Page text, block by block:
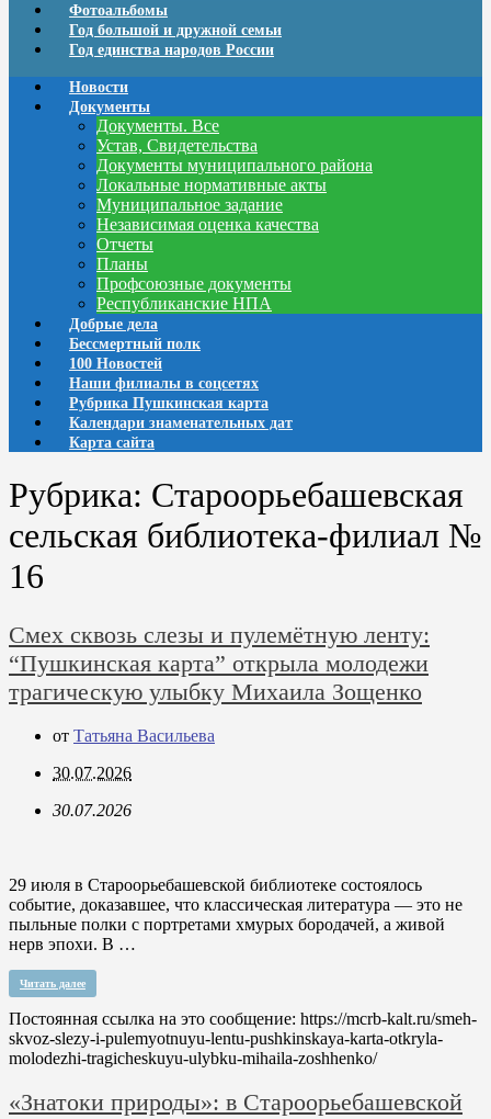
Фотоальбомы
Год большой и дружной семьи
Год единства народов России
Новости
Документы
Документы. Все
Устав, Свидетельства
Документы муниципального района
Локальные нормативные акты
Муниципальное задание
Независимая оценка качества
Отчеты
Планы
Профсоюзные документы
Республиканские НПА
Добрые дела
Бессмертный полк
100 Новостей
Наши филиалы в соцсетях
Рубрика Пушкинская карта
Календари знаменательных дат
Карта сайта
Рубрика: Староорьебашевская
сельская библиотека-филиал №
16
Смех сквозь слезы и пулемётную ленту:
“Пушкинская карта” открыла молодежи
трагическую улыбку Михаила Зощенко
от Татьяна Васильева
30.07.2026
30.07.2026
29 июля в Староорьебашевской библиотеке состоялось
событие, доказавшее, что классическая литература — это не
пыльные полки с портретами хмурых бородачей, а живой
нерв эпохи. В …
Читать далее
Постоянная ссылка на это сообщение: https://mcrb-kalt.ru/smeh-
skvoz-slezy-i-pulemyotnuyu-lentu-pushkinskaya-karta-otkryla-
molodezhi-tragicheskuyu-ulybku-mihaila-zoshhenko/
«Знатоки природы»: в Староорьебашевской